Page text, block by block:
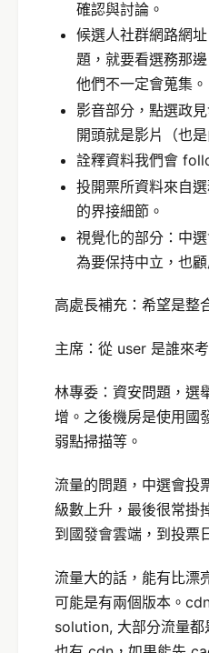
確認與討論。
候選人社群網路網
題，就要看選務那
他們不一定會蒐集。
影音部分，點選政
開頭就是影片（也是
詮釋資料我們會
投開票所資料來自
的界接細節。
視覺化的部分：中
為要保持中立，也顧
高處長補充：希望是整
主席：從 user 是誰來
林專委：資安問題，選
增。之後機房是使用國
弱點掃描等。
流量的問題，中選會投
級數上升，最後很常掛
到國發會雲端，到投票
流量大的話，能有比漂
可能是有兩個版本。
solution, 大部分流量都